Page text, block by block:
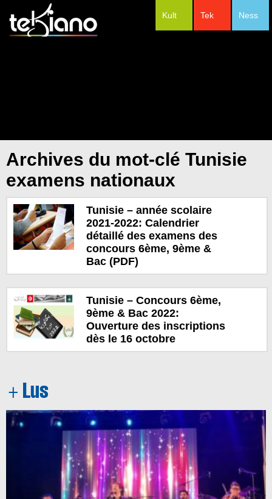
Ness
Tek
Kult
Archives du mot-clé Tunisie
examens nationaux
Tunisie – année scolaire
2021-2022: Calendrier
détaillé des examens des
concours 6ème, 9ème &
Bac (PDF)
Tunisie – Concours 6ème,
9ème & Bac 2022:
Ouverture des inscriptions
dès le 16 octobre